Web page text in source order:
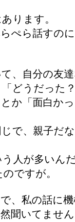
ります。
ぺら話すの
、自分の友
どうだった
か「面白か
で、親子だ
人が多いん
ですが。
、私の話に
聞いてませ